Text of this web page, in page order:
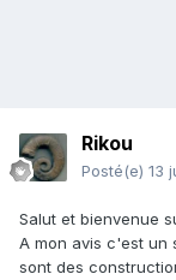
Rikou
Posté(e) 13
Salut et bienvenue
A mon avis c'est un
sont des